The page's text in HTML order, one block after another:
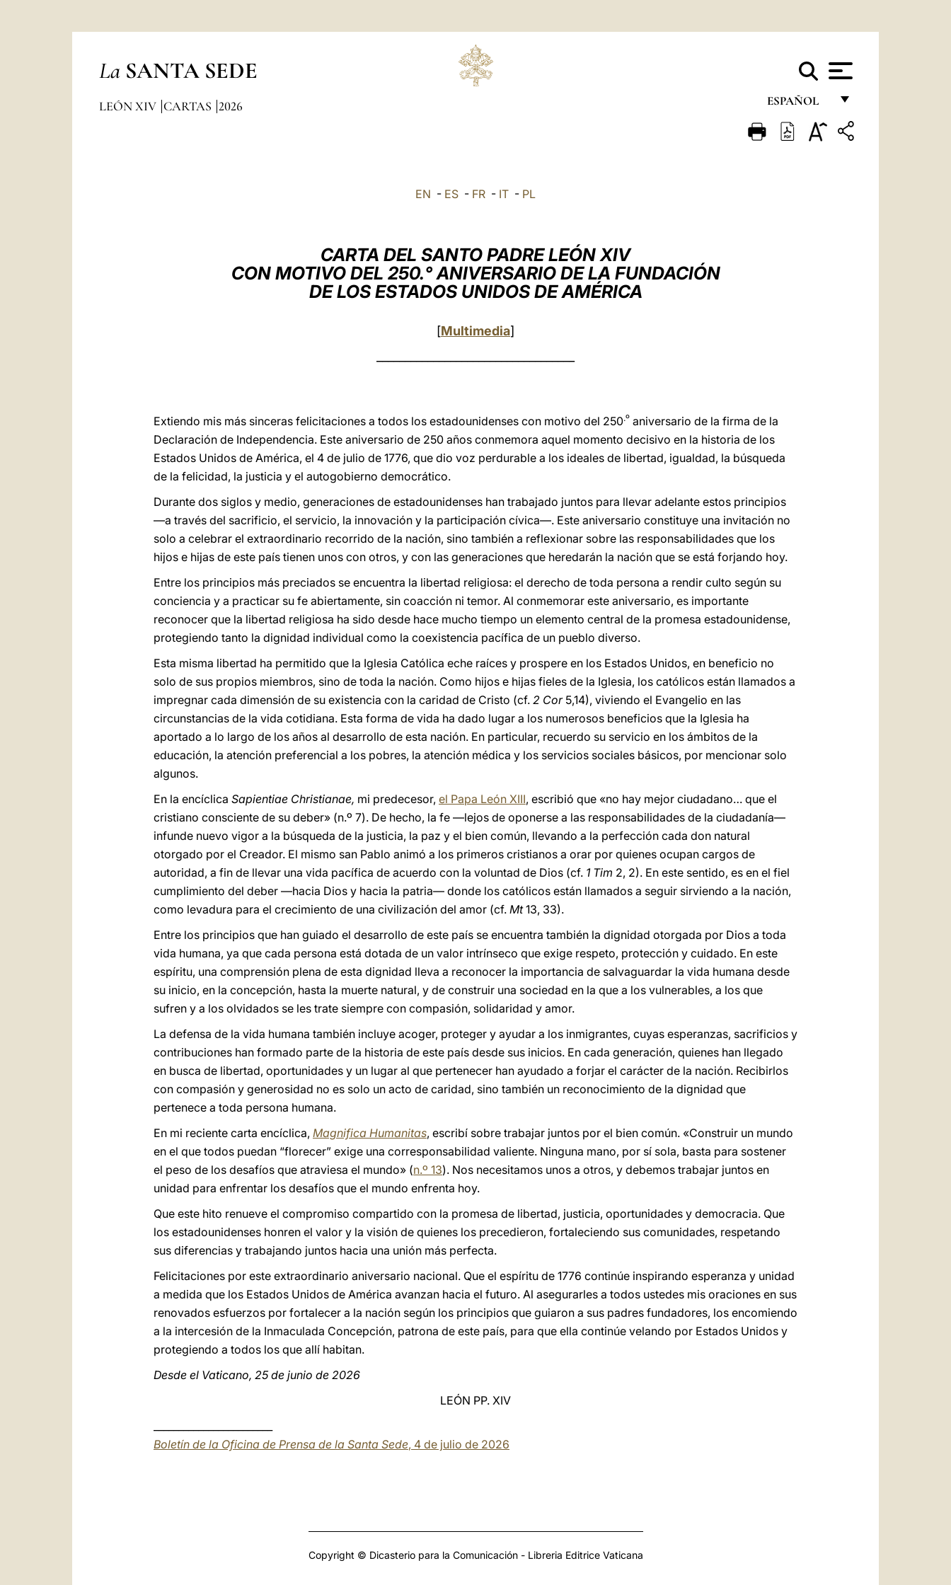
La SANTA SEDE
ESPAÑOL
FRANÇAIS
LEÓN XIV CARTAS 2026
EN - ES - FR - IT - PL
CARTA DEL SANTO PADRE LEÓN XIV
CON MOTIVO DEL 250.° ANIVERSARIO DE LA FUNDACIÓN
DE LOS ESTADOS UNIDOS DE AMÉRICA
[Multimedia]
Extiendo mis más sinceras felicitaciones a todos los estadounidenses con motivo del 250.º aniversario de la firma de la
Declaración de Independencia. Este aniversario de 250 años conmemora aquel momento decisivo en la historia de los
Estados Unidos de América, el 4 de julio de 1776, que dio voz perdurable a los ideales de libertad, igualdad, la búsqueda
de la felicidad, la justicia y el autogobierno democrático.
Durante dos siglos y medio, generaciones de estadounidenses han trabajado juntos para llevar adelante estos principios
—a través del sacrificio, el servicio, la innovación y la participación cívica—. Este aniversario constituye una invitación no
solo a celebrar el extraordinario recorrido de la nación, sino también a reflexionar sobre las responsabilidades que los
hijos e hijas de este país tienen unos con otros, y con las generaciones que heredarán la nación que se está forjando hoy.
Entre los principios más preciados se encuentra la libertad religiosa: el derecho de toda persona a rendir culto según su
conciencia y a practicar su fe abiertamente, sin coacción ni temor. Al conmemorar este aniversario, es importante
reconocer que la libertad religiosa ha sido desde hace mucho tiempo un elemento central de la promesa estadounidense,
protegiendo tanto la dignidad individual como la coexistencia pacífica de un pueblo diverso.
Esta misma libertad ha permitido que la Iglesia Católica eche raíces y prospere en los Estados Unidos, en beneficio no
solo de sus propios miembros, sino de toda la nación. Como hijos e hijas fieles de la Iglesia, los católicos están llamados a
impregnar cada dimensión de su existencia con la caridad de Cristo (cf. 2 Cor5,14), viviendo el Evangelio en las
circunstancias de la vida cotidiana. Esta forma de vida ha dado lugar a los numerosos beneficios que la Iglesia ha
aportado a lo largo de los años al desarrollo de esta nación. En particular, recuerdo su servicio en los ámbitos de la
educación, la atención preferencial a los pobres, la atención médica y los servicios sociales básicos, por mencionar solo
algunos.
En la encíclica Sapientiae Christianae, mi predecesor, el Papa León XIII, escribió que «no hay mejor ciudadano… que el
cristiano consciente de su deber» (n.º 7). De hecho, la fe —lejos de oponerse a las responsabilidades de la ciudadanía—
infunde nuevo vigor a la búsqueda de la justicia, la paz y el bien común, llevando a la perfección cada don natural
otorgado por el Creador. El mismo san Pablo animó a los primeros cristianos a orar por quienes ocupan cargos de
autoridad, a fin de llevar una vida pacífica de acuerdo con la voluntad de Dios (cf. 1 Tim 2, 2). En este sentido, es en el fiel
cumplimiento del deber —hacia Dios y hacia la patria— donde los católicos están llamados a seguir sirviendo a la nación,
como levadura para el crecimiento de una civilización del amor (cf. Mt13, 33).
Entre los principios que han guiado el desarrollo de este país se encuentra también la dignidad otorgada por Dios a toda
vida humana, ya que cada persona está dotada de un valor intrínseco que exige respeto, protección y cuidado. En este
espíritu, una comprensión plena de esta dignidad lleva a reconocer la importancia de salvaguardar la vida humana desde
su inicio, en la concepción, hasta la muerte natural, y de construir una sociedad en la que a los vulnerables, a los que
sufren y a los olvidados se les trate siempre con compasión, solidaridad y amor.
La defensa de la vida humana también incluye acoger, proteger y ayudar a los inmigrantes, cuyas esperanzas, sacrificios y
contribuciones han formado parte de la historia de este país desde sus inicios. En cada generación, quienes han llegado
en busca de libertad, oportunidades y un lugar al que pertenecer han ayudado a forjar el carácter de la nación. Recibirlos
con compasión y generosidad no es solo un acto de caridad, sino también un reconocimiento de la dignidad que
pertenece a toda persona humana.
En mi reciente carta encíclica, Magnifica Humanitas, escribí sobre trabajar juntos por el bien común. «Construir un mundo
en el que todos puedan “florecer” exige una corresponsabilidad valiente. Ninguna mano, por sí sola, basta para sostener
el peso de los desafíos que atraviesa el mundo» (n.º 13). Nos necesitamos unos a otros, y debemos trabajar juntos en
unidad para enfrentar los desafíos que el mundo enfrenta hoy.
Que este hito renueve el compromiso compartido con la promesa de libertad, justicia, oportunidades y democracia. Que
los estadounidenses honren el valor y la visión de quienes los precedieron, fortaleciendo sus comunidades, respetando
sus diferencias y trabajando juntos hacia una unión más perfecta.
Felicitaciones por este extraordinario aniversario nacional. Que el espíritu de 1776 continúe inspirando esperanza y unidad
a medida que los Estados Unidos de América avanzan hacia el futuro. Al asegurarles a todos ustedes mis oraciones en sus
renovados esfuerzos por fortalecer a la nación según los principios que guiaron a sus padres fundadores, los encomiendo
a la intercesión de la Inmaculada Concepción, patrona de este país, para que ella continúe velando por Estados Unidos y
protegiendo a todos los que allí habitan.
Desde el Vaticano, 25 de junio de 2026
LEÓN PP. XIV
Boletín de la Oficina de Prensa de la Santa Sede, 4 de julio de 2026
Copyright © Dicasterio para la Comunicación - Libreria Editrice Vaticana